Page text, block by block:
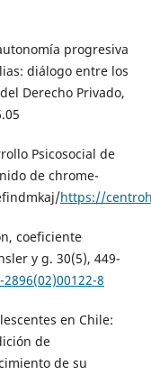
progresiva
diálogo entre los
Derecho Privado,
Psicosocial de
de chrome-
https://
coeficiente
y g. 30(5), 449-
8
en Chile:
de
de su